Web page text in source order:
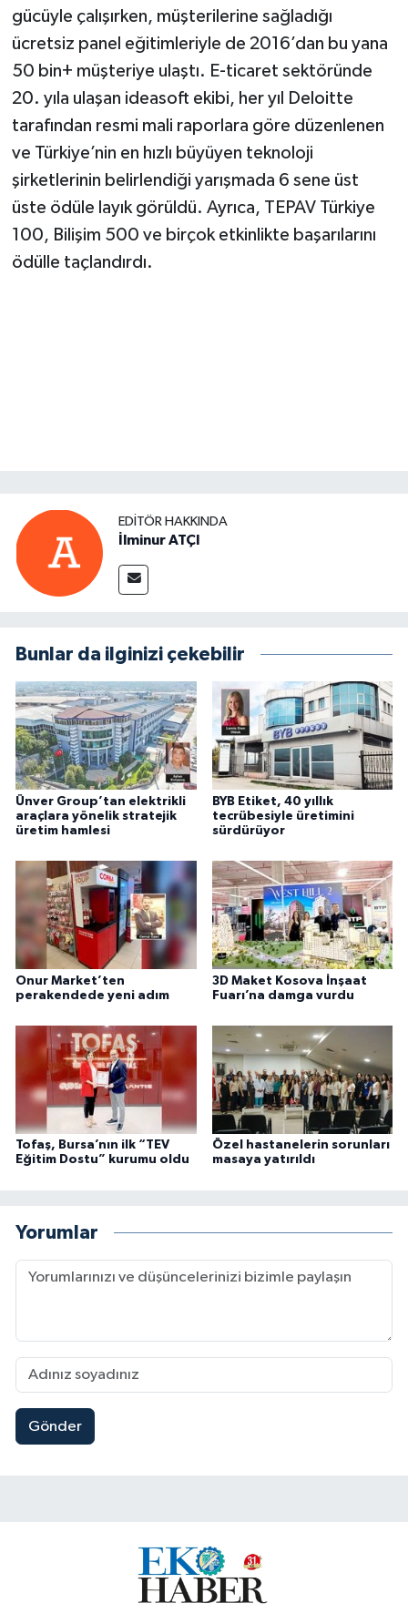
gücüyle çalışırken, müşterilerine sağladığı
ücretsiz panel eğitimleriyle de 2016’dan bu yana
50 bin+ müşteriye ulaştı. E-ticaret sektöründe
20. yıla ulaşan ideasoft ekibi, her yıl Deloitte
tarafından resmi mali raporlara göre düzenlenen
ve Türkiye’nin en hızlı büyüyen teknoloji
şirketlerinin belirlendiği yarışmada 6 sene üst
üste ödüle layık görüldü. Ayrıca, TEPAV Türkiye
100, Bilişim 500 ve birçok etkinlikte başarılarını
ödülle taçlandırdı.
EDITÖR HAKKINDA
İlminur ATÇI
Bunlar da ilginizi çekebilir
Ünver Group’tan elektrikli
araçlara yönelik stratejik
üretim hamlesi
BYB Etiket, 40 yıllık
tecrübesiyle üretimini
sürdürüyor
Onur Market’ten
perakendede yeni adım
3D Maket Kosova İnşaat
Fuarı’na damga vurdu
Tofaş, Bursa’nın ilk “TEV
Eğitim Dostu” kurumu oldu
Özel hastanelerin sorunları
masaya yatırıldı
Yorumlar
Gönder